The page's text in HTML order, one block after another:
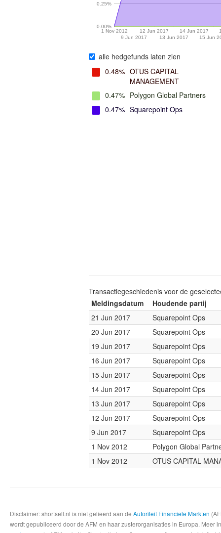
1 Nov 2012
9 Jun 2017
12 Jun 2017
13 Jun 2017
14 Jun 2017
15 Jun
0.00%
0.25%
alle hedgefunds laten zien
0.48% OTUS CAPITAL
MANAGEMENT
0.47% Polygon Global Partners
0.47% Squarepoint Ops
Transactiegeschiedenis voor de
Meldingsdatum
Houdende partij
21 Jun 2017
Squarepoint Ops
20 Jun 2017
Squarepoint Ops
19 Jun 2017
Squarepoint Ops
16 Jun 2017
Squarepoint Ops
15 Jun 2017
Squarepoint Ops
14 Jun 2017
Squarepoint Ops
13 Jun 2017
Squarepoint Ops
12 Jun 2017
Squarepoint Ops
9 Jun 2017
Squarepoint Ops
1 Nov 2012
Polygon Global
1 Nov 2012
OTUS CAPITAL
Disclaimer: shortsell.nl is niet gelieerd aan de Autoriteit Financiele Markten
wordt gepubliceerd door de AFM en haar zusterorganisaties in Europa.